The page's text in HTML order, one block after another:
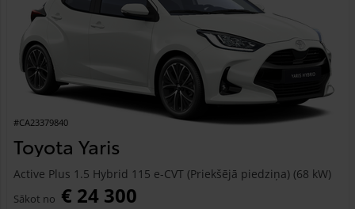
#CA23379840
Toyota Yaris
Active Plus 1.5 Hybrid 115 e-CVT (Priekšējā piedziņa) (68 kW)
Sākot no € 24 300